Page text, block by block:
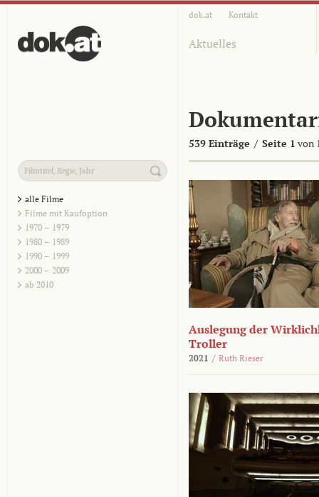
dok.at Kontakt
Aktuelles
539 Einträge / Seite 1 von
alle Filme
Filme mit Kaufoption
1970 – 1979
1980 – 1989
1990 – 1999
2000 – 2009
ab 2010
Auslegung der
Troller
2021 / Ruth Rieser